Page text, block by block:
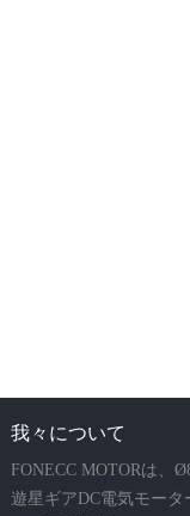
我々について
FONECC MOTORは、
遊星ギアDC電気モー